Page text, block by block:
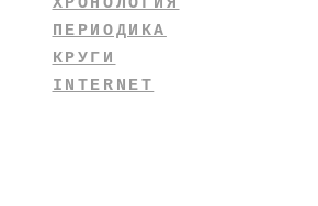
ПЕРИОДИКА
КРУГИ
INTERNET